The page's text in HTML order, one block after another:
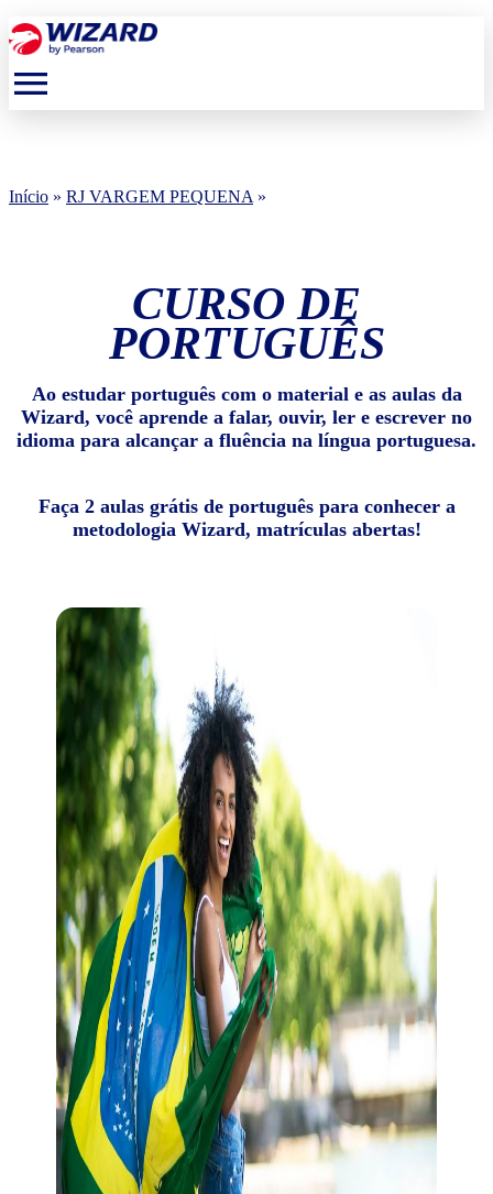
menu
Início » RJ VARGEM PEQUENA »
CURSO DE
PORTUGUÊS
Ao estudar português com o material e as aulas da
Wizard, você aprende a falar, ouvir, ler e escrever no
idioma para alcançar a fluência na língua portuguesa.
Faça 2 aulas grátis de português para conhecer a
metodologia Wizard, matrículas abertas!